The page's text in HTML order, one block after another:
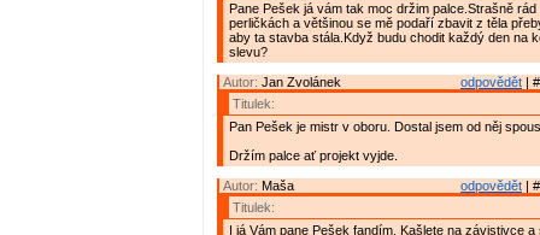
Pane Pešek já vám tak moc držim palce.Strašně
perličkách a většinou se mě podaří zbavit z těla
aby ta stavba stála.Když budu chodit každý den na
slevu?
odpovědět |
Autor: Jan Zvolánek
Titulek:
Pan Pešek je mistr v oboru. Dostal jsem od něj
Držím palce ať projekt vyjde.
odpovědět |
Autor: Maša
Titulek:
I já Vám pane Pešek fandím. Kašlete na závistivce a